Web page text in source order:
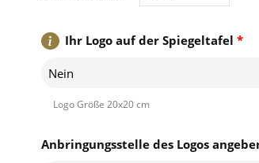
*
Ihr Logo auf der Spiegeltafel
Nein
Logo Größe 20x20 cm
Anbringungsstelle des Logos